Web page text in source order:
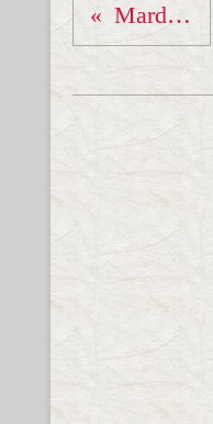
Mardi 19 sept